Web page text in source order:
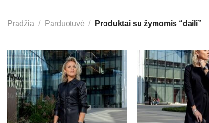
Pradžia / Parduotuvė / Produktai su žymomis “daili”